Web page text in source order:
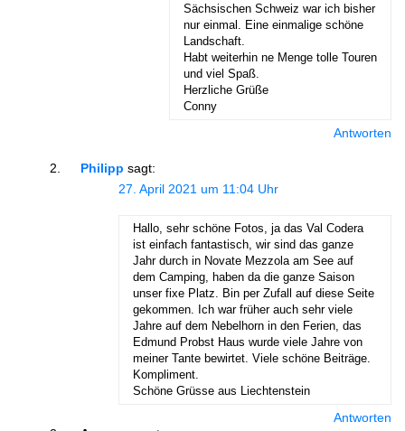
Sächsischen Schweiz war ich bisher
nur einmal. Eine einmalige schöne
Landschaft.
Habt weiterhin ne Menge tolle Touren
und viel Spaß.
Herzliche Grüße
Conny
Antworten
Philipp sagt:
27. April 2021 um 11:04 Uhr
Hallo, sehr schöne Fotos, ja das Val Codera
ist einfach fantastisch, wir sind das ganze
Jahr durch in Novate Mezzola am See auf
dem Camping, haben da die ganze Saison
unser fixe Platz. Bin per Zufall auf diese Seite
gekommen. Ich war früher auch sehr viele
Jahre auf dem Nebelhorn in den Ferien, das
Edmund Probst Haus wurde viele Jahre von
meiner Tante bewirtet. Viele schöne Beiträge.
Kompliment.
Schöne Grüsse aus Liechtenstein
Antworten